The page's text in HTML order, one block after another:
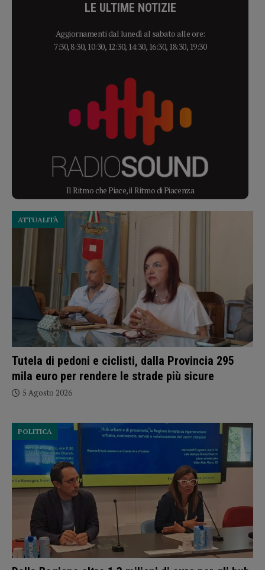
LE ULTIME NOTIZIE
Aggiornamenti dal lunedì al sabato alle ore:
7:30, 8:30, 10:30, 12:30, 14:30, 16:30, 18:30, 19:30
Il Ritmo che Piace, il Ritmo di Piacenza
Tutela di pedoni e ciclisti, dalla Provincia 295
mila euro per rendere le strade più sicure
ATTUALITÀ
5 Agosto 2026
POLITICA